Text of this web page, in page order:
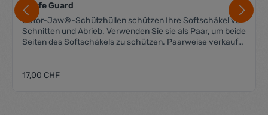
Chafe Guard
Gator-Jaw®-Schützhüllen schützen Ihre Softschäkel vor
Schnitten und Abrieb. Verwenden Sie sie als Paar, um beide
Seiten des Softschäkels zu schützen. Paarweise verkauft.
Regulärer Preis:
17,00 CHF